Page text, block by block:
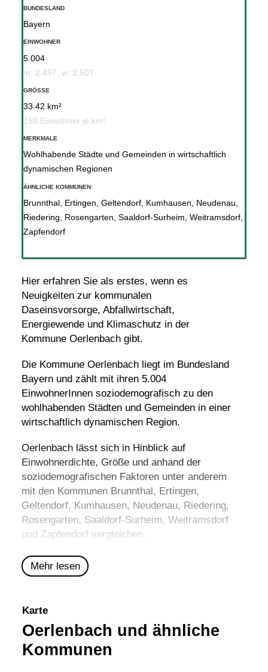
Hier erfahren Sie als erstes, wenn es
Neuigkeiten zur kommunalen
Daseinsvorsorge, Abfallwirtschaft,
Energiewende und Klimaschutz in der
Kommune Oerlenbach gibt.
Die Kommune Oerlenbach liegt im Bundesland
Bayern und zählt mit ihren 5.004
EinwohnerInnen soziodemografisch zu den
wohlhabenden Städten und Gemeinden in einer
wirtschaftlich dynamischen Region.
Oerlenbach lässt sich in Hinblick auf
Einwohnerdichte, Größe und anhand der
soziodemografischen Faktoren unter anderem
mit den Kommunen Brunnthal , Ertingen,
Geltendorf, Kumhausen, Neudenau, Riedering,
Rosengarten, Saaldorf-Surheim, Weitramsdorf
und Zapfendorfvergleichen.
Mehr lesen
BUNDESLAND
Bayern
EINWOHNER
5.004
m: 2.497, w: 2.507
GRÖSSE
33.42 km²
150 Einwohner je km²
MERKMALE
Wohlhabende Städte und Gemeinden in wirtschaftlich
dynamischen Regionen
ÄHNLICHE KOMMUNEN:
Brunnthal, Ertingen Geltendorf, Kumhausen Neudenau
Riedering
Rosengarten Saaldorf-Surheim Weitramsdorf,
Zapfendorf
Karte
Oerlenbach und ähnliche
Kommunen